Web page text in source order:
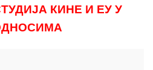
КИНЕ И ЕУ У